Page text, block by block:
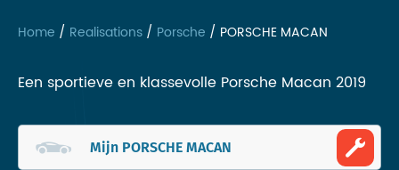
Home Realisations Porsche PORSCHE MACAN
Een sportieve en klassevolle Porsche Macan 2019